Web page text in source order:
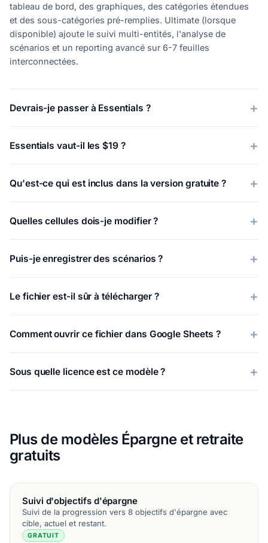
tableau de bord, des graphiques, des catégories étendues
et des sous-catégories pré-remplies. Ultimate (lorsque
disponible) ajoute le suivi multi-entités, l'analyse de
scénarios et un reporting avancé sur 6-7 feuilles
interconnectées.
Devrais-je passer à Essentials ?
Essentials vaut-il les $19 ?
Qu'est-ce qui est inclus dans la version gratuite ?
Quelles cellules dois-je modifier ?
Puis-je enregistrer des scénarios ?
Le fichier est-il sûr à télécharger ?
Comment ouvrir ce fichier dans Google Sheets ?
Sous quelle licence est ce modèle ?
Plus de modèles Épargne et retraite
gratuits
Suivi d'objectifs d'épargne
Suivi de la progression vers 8 objectifs d'épargne avec
cible, actuel et restant.
GRATUIT